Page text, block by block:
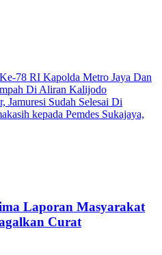
78 RI Kapolda Metro Jaya Dan
Di Aliran Kalijodo
Jamuresi Sudah Selesai Di
kepada Pemdes Sukajaya,
Laporan Masyarakat
Curat